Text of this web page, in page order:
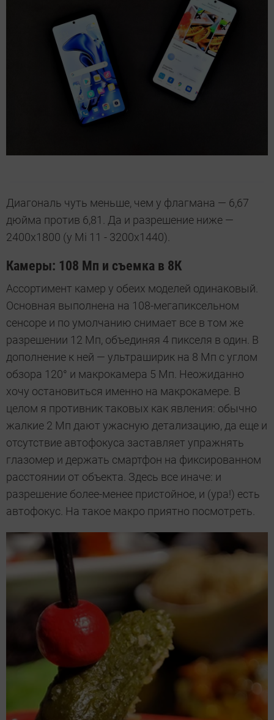
Диагональ чуть меньше, чем у флагмана — 6,67
дюйма против 6,81. Да и разрешение ниже —
2400х1800 (у Mi 11 - 3200x1440).
Камеры: 108 Мп и съемка в 8К
Ассортимент камер у обеих моделей одинаковый.
Основная выполнена на 108-мегапиксельном
сенсоре и по умолчанию снимает все в том же
разрешении 12 Мп, объединяя 4 пикселя в один. В
дополнение к ней — ультраширик на 8 Мп с углом
обзора 120° и макрокамера 5 Мп. Неожиданно
хочу остановиться именно на макрокамере. В
целом я противник таковых как явления: обычно
жалкие 2 Мп дают ужасную детализацию, да еще и
отсутствие автофокуса заставляет упражнять
глазомер и держать смартфон на фиксированном
расстоянии от объекта. Здесь все иначе: и
разрешение более-менее пристойное, и (ура!) есть
автофокус. На такое макро приятно посмотреть.